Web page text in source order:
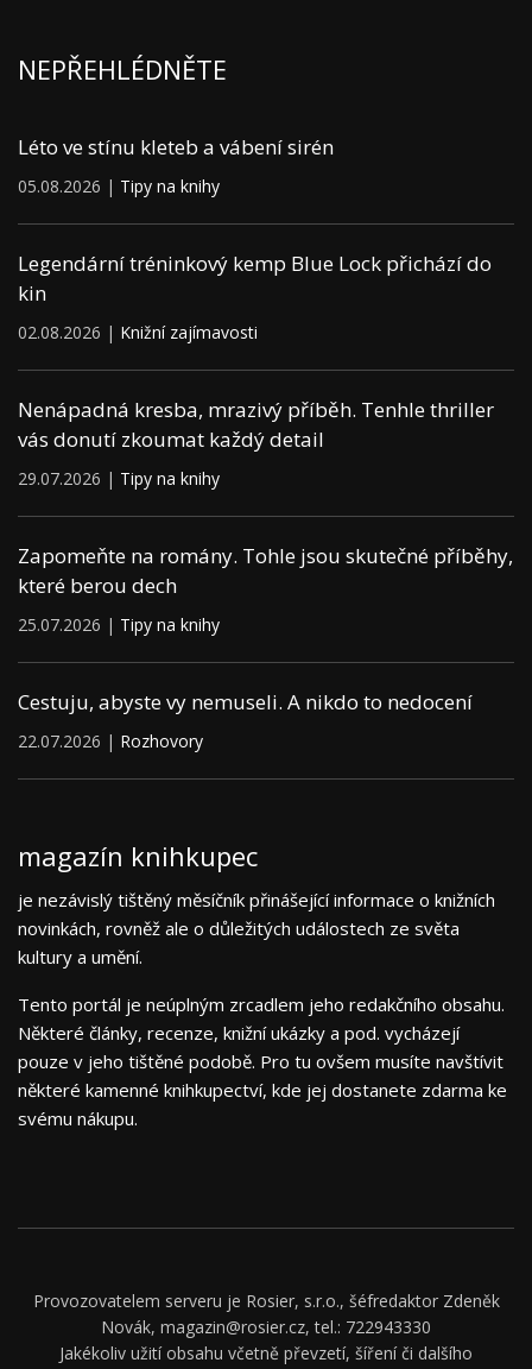
NEPŘEHLÉDNĚTE
Léto ve stínu kleteb a vábení sirén
05.08.2026 | Tipy na knihy
Legendární tréninkový kemp Blue Lock přichází do
kin
02.08.2026 | Knižní zajímavosti
Nenápadná kresba, mrazivý příběh. Tenhle thriller
vás donutí zkoumat každý detail
29.07.2026 | Tipy na knihy
Zapomeňte na romány. Tohle jsou skutečné příběhy,
které berou dech
25.07.2026 | Tipy na knihy
Cestuju, abyste vy nemuseli. A nikdo to nedocení
22.07.2026 | Rozhovory
magazín knihkupec
je nezávislý tištěný měsíčník přinášející informace o knižních
novinkách, rovněž ale o důležitých událostech ze světa
kultury a umění.
Tento portál je neúplným zrcadlem jeho redakčního obsahu.
Některé články, recenze, knižní ukázky a pod. vycházejí
pouze v jeho tištěné podobě. Pro tu ovšem musíte navštívit
některé kamenné knihkupectví, kde jej dostanete zdarma ke
svému nákupu.
Provozovatelem serveru je Rosier, s.r.o., šéfredaktor Zdeněk
Novák, magazin@rosier.cz, tel.: 722943330
Jakékoliv užití obsahu včetně převzetí, šíření či dalšího